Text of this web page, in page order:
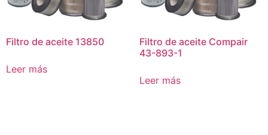
Filtro de aceite 13850
Leer más
Filtro de aceite Compair
43-893-1
Leer más